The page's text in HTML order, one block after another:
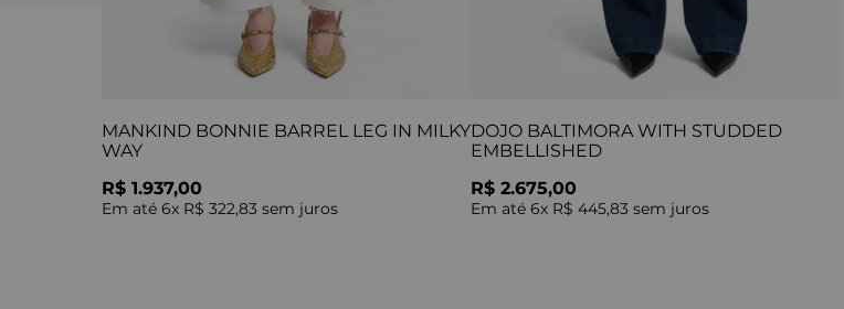
MANKIND BONNIE BARREL LEG IN MILKY
WAY
R$ 1.937,00
Em até 6x R$ 322,83 sem juros
DOJO BALTIMORA WITH STUDDED
EMBELLISHED
R$ 2.675,00
Em até 6x R$ 445,83 sem juros